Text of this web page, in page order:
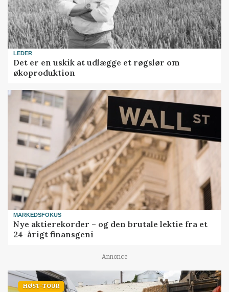
LEDER
Det er en uskik at udlægge et røgslør om
økoproduktion
MARKEDSFOKUS
Nye aktierekorder – og den brutale lektie fra et
24-årigt finansgeni
Annonce
HØST-TOUR